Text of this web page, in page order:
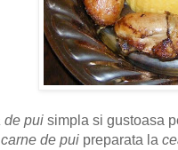
de pui simpla si gustoasa
de pui preparata la